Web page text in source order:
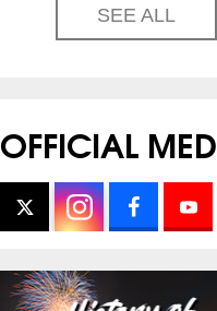
SEE ALL
OFFICIAL